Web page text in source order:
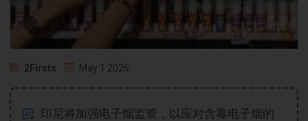
2Firsts May 1 2026
印尼将加强电子烟监管，以应对含毒电子烟的